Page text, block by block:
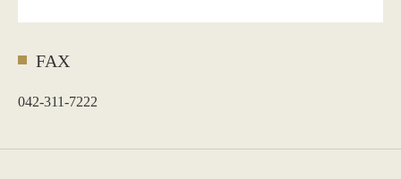
FAX
042-311-7222